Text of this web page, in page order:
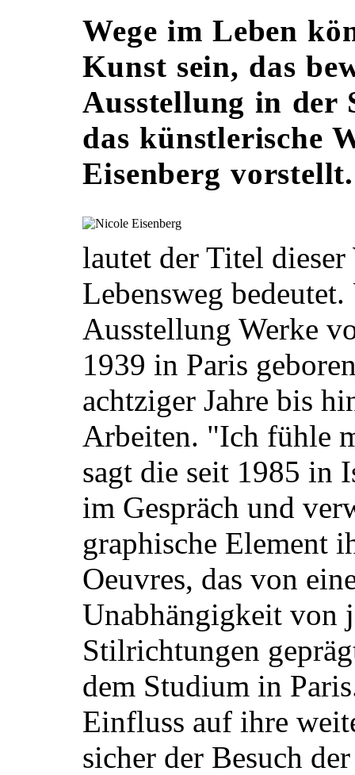
Wege im Leben
Kunst sein, das
Ausstellung in der
das künstlerische
Eisenberg vorstellt.
lautet der Titel
Lebensweg
Ausstellung Werke
1939 in Paris
achtziger Jahre bis
Arbeiten. "Ich fühle
sagt die seit 1985 in
im Gespräch und
graphische Element
Oeuvres, das von
Unabhängigkeit von
Stilrichtungen
dem Studium in
Einfluss auf ihre
sicher der Besuch